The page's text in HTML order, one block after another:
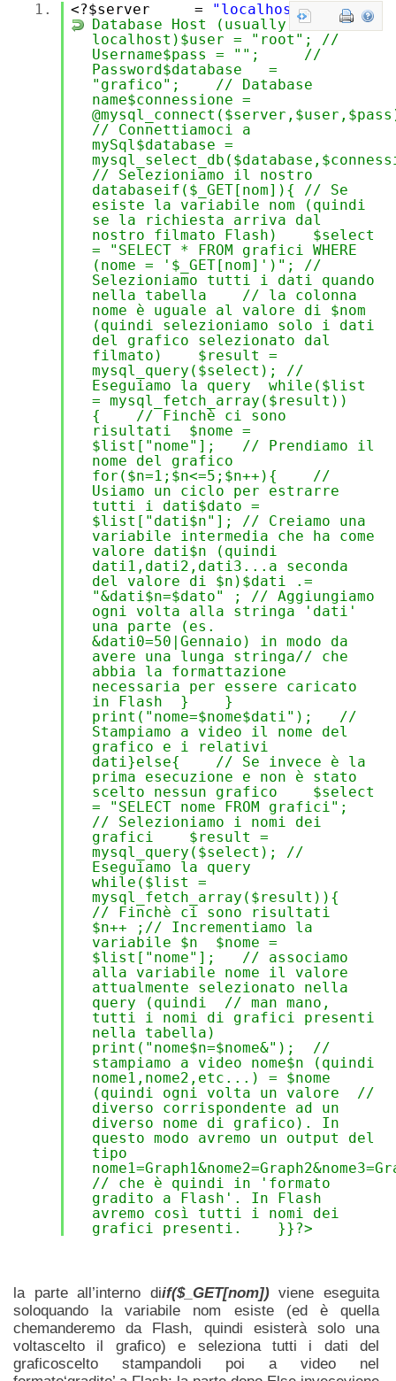
1. <?$server = "localhost"; //
Database Host (usually
localhost)$user = "root"; //
Username$pass = ""; //
Password$database =
"grafico"; // Database
name$connessione =
// Connettiamoci a
mySql$database =
// Selezioniamo il nostro
databaseif($_GET[nom]){ // Se
esiste la variabile nom (quindi
se la richiesta arriva dal
nostro filmato Flash) $select
= "SELECT * FROM grafici WHERE
(nome = '$_GET[nom]')"; //
Selezioniamo tutti i dati quando
nella tabella // la colonna
nome è uguale al valore di $nom
(quindi selezioniamo solo i dati
del grafico selezionato dal
filmato) $result =
mysql_query($select); //
Eseguiamo la query while($list
= mysql_fetch_array($result))
{ // Finchè ci sono
risultati $nome =
$list["nome"]; // Prendiamo il
nome del grafico
for($n=1;$n<=5;$n++){ //
Usiamo un ciclo per estrarre
tutti i dati$dato =
$list["dati$n"]; // Creiamo una
variabile intermedia che ha come
valore dati$n (quindi
dati1,dati2,dati3...a seconda
del valore di $n)$dati .=
"&dati$n=$dato" ; // Aggiungiamo
ogni volta alla stringa 'dati'
una parte (es.
&dati0=50|Gennaio) in modo da
avere una lunga stringa// che
abbia la formattazione
necessaria per essere caricato
in Flash } }
print("nome=$nome$dati"); //
Stampiamo a video il nome del
grafico e i relativi
dati}else{ // Se invece è la
prima esecuzione e non è stato
scelto nessun grafico $select
= "SELECT nome FROM grafici";
// Selezioniamo i nomi dei
grafici $result =
mysql_query($select); //
Eseguiamo la query
while($list =
mysql_fetch_array($result)){
// Finchè ci sono risultati
$n++ ;// Incrementiamo la
variabile $n $nome =
$list["nome"]; // associamo
alla variabile nome il valore
attualmente selezionato nella
query (quindi // man mano,
tutti i nomi di grafici presenti
nella tabella)
print("nome$n=$nome&"); //
stampiamo a video nome$n (quindi
nome1,nome2,etc...) = $nome
(quindi ogni volta un valore //
diverso corrispondente ad un
diverso nome di grafico). In
questo modo avremo un output del
tipo
// che è quindi in 'formato
gradito a Flash'. In Flash
avremo così tutti i nomi dei
grafici presenti. }}?>
la parte all’interno diif($_GET[nom])viene eseguita
soloquando la variabile nom esiste (ed è quella
chemanderemo da Flash, quindi esisterà solo una
voltascelto il grafico) e seleziona tutti i dati del
graficoscelto stampandoli poi a video nel